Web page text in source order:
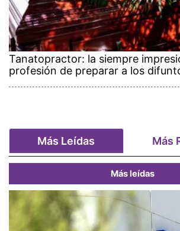
Tanatopractor: la siempre
profesión de preparar a los
Más Leídas Más
Más leídas